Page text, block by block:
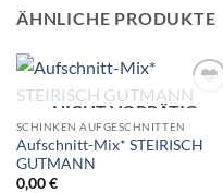
ÄHNLICHE PRODUKTE
Add to
wishlist
NICHT VORRÄTIG
SCHINKEN AUFGESCHNITTEN
Aufschnitt-Mix* STEIRISCH
GUTMANN
0,00€